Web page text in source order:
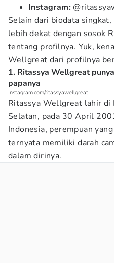
Instagram:
Selain dari biodata
lebih dekat dengan sosok
tentang profilnya. Yuk,
Wellgreat dari profilnya
1. Ritassya Wellgreat
papanya
Instagram.com/ritassyawellgreat
Ritassya Wellgreat lahir di
Selatan, pada 30 April
Indonesia, perempuan
ternyata memiliki darah
dalam dirinya.